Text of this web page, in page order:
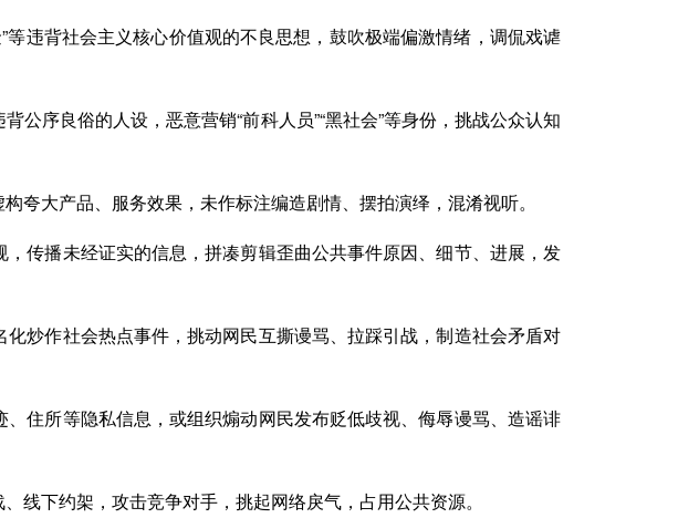
等违背社会主义核心价值观的不良思想，鼓吹极端偏激情绪，调侃戏谑
公序良俗的人设，恶意营销“前科人员”“黑社会”等身份，挑战公众认知
夸大产品、服务效果，未作标注编造剧情、摆拍演绎，混淆视听。
传播未经证实的信息，拼凑剪辑歪曲公共事件原因、细节、进展，发
炒作社会热点事件，挑动网民互撕谩骂、拉踩引战，制造社会矛盾对
住所等隐私信息，或组织煽动网民发布贬低歧视、侮辱谩骂、造谣诽
线下约架，攻击竞争对手，挑起网络戾气，占用公共资源。